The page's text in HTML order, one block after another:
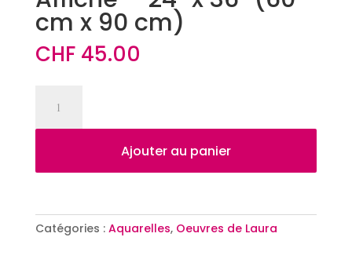
cm x 90 cm)
CHF45.00
Les
Affiche
Ajouter au panier
Catégories : Aquarelles, Oeuvres de Laura